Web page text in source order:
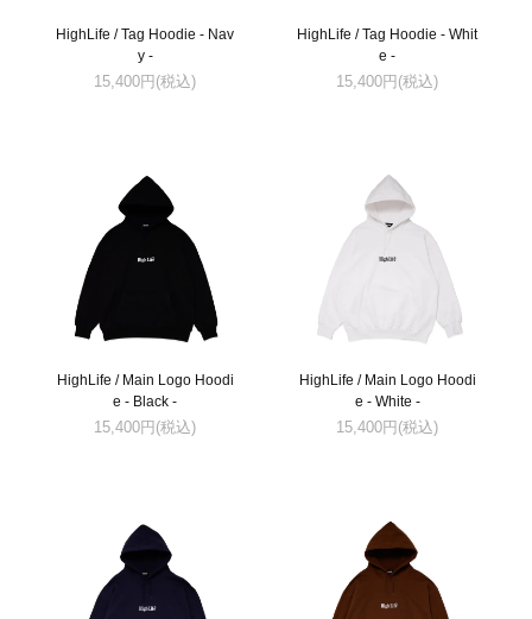
HighLife / Tag Hoodie - Nav
y -
15,400円(税込)
HighLife / Tag Hoodie - Whit
e -
15,400円(税込)
HighLife / Main Logo Hoodi
e - Black -
15,400円(税込)
HighLife / Main Logo Hoodi
e - White -
15,400円(税込)